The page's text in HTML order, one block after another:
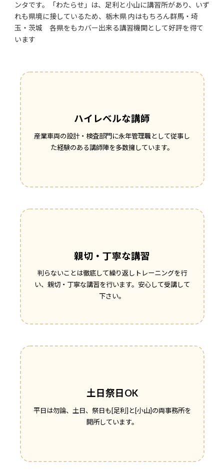
ンタです。「わたらせ」は、足利と小山に講習所があり、いず
れも県境に接しているため、栃木県 内はもちろん群馬・埼
玉・茨城 各県をもカバー出来る講習機関として好評を得て
います
ハイレベルな講師
産業車両の設計・検査部門に永年管理職として従事し
た経験のある講師陣を多数擁しています。
親切・丁寧な講習
判らないことは徹底して繰り返しトレーニングを行
い、親切・丁寧な講習を行います。安心して受講して
下さい。
土日祭日OK
平日は勿論、土日、祭日も[足利]と[小山]の両事務所を
開所しています。